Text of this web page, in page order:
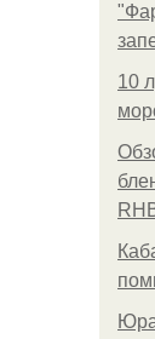
10